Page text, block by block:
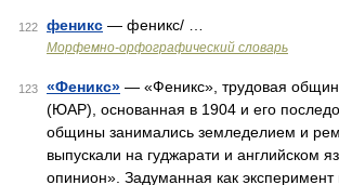
122 феникс — феникс/ …
Морфемно-орфографический словарь
123 «Феникс» — «Феникс», трудовая
(ЮАР), основанная в 1904 и его
общины занимались земледелием и
выпускали на гуджарати и английском
опинион». Задуманная как эксперимент